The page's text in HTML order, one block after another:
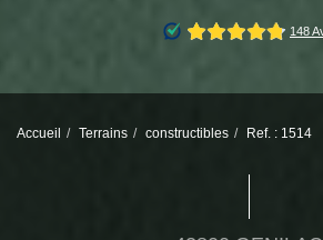
Accueil Terrains constructibles Ref. : 1514